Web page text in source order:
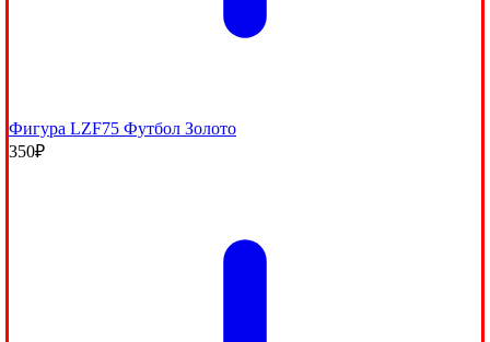
Фигура LZF75 Футбол Золото
350₽